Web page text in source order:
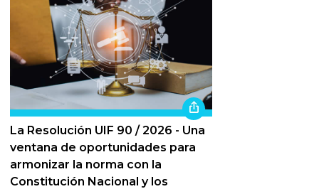
La Resolución UIF 90 / 2026 - Una
ventana de oportunidades para
armonizar la norma con la
Constitución Nacional y los